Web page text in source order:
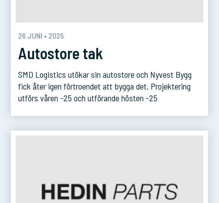
26 JUNI • 2025
Autostore tak
SMD Logistics utökar sin autostore och Nyvest Bygg
fick åter igen förtroendet att bygga det. Projektering
utförs våren -25 och utförande hösten -25